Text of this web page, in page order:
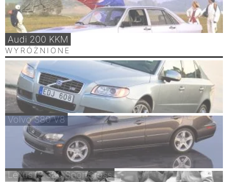
Audi 200 KKM
WYRÓŻNIONE
Volvo S80 V8
Lexus IS 300 SportCross